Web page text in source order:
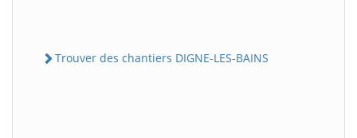
Trouver des chantiers DIGNE-LES-BAINS